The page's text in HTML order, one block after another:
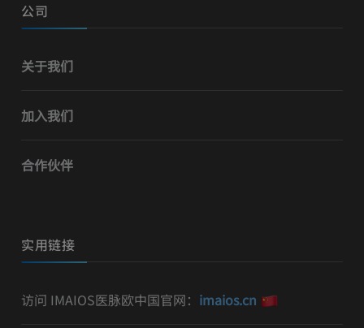
公司
关于我们
加入我们
合作伙伴
实用链接
访问 IMAIOS医脉欧中国官网： imaios.cn